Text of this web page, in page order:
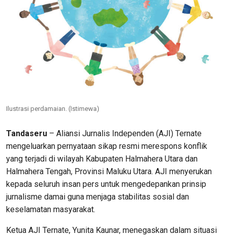
Ilustrasi perdamaian. (Istimewa)
Tandaseru – Aliansi Jurnalis Independen (AJI) Ternate
mengeluarkan pernyataan sikap resmi merespons konflik
yang terjadi di wilayah Kabupaten Halmahera Utara dan
Halmahera Tengah, Provinsi Maluku Utara. AJI menyerukan
kepada seluruh insan pers untuk mengedepankan prinsip
jurnalisme damai guna menjaga stabilitas sosial dan
keselamatan masyarakat.
Ketua AJI Ternate, Yunita Kaunar, menegaskan dalam situasi